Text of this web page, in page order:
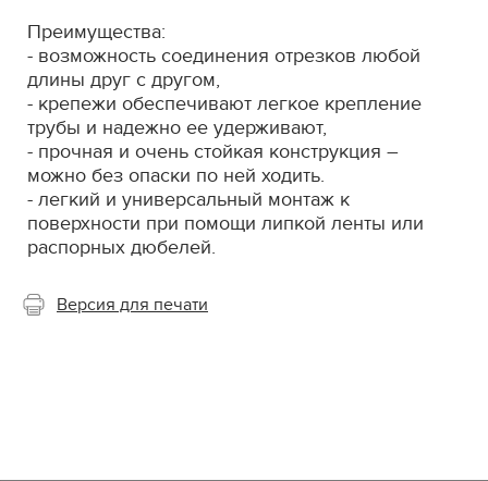
Преимущества:
- возможность соединения отрезков любой
длины друг с другом,
- крепежи обеспечивают легкое крепление
трубы и надежно ее удерживают,
- прочная и очень стойкая конструкция –
можно без опаски по ней ходить.
- легкий и универсальный монтаж к
поверхности при помощи липкой ленты или
распорных дюбелей.
Версия для печати